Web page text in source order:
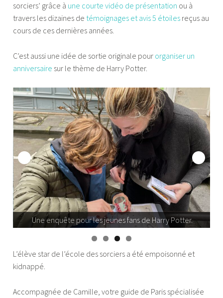
sorciers’ grâce à une courte vidéo de présentation ou à
travers les dizaines de témoignages et avis 5 étoiles reçus au
cours de ces dernières années.
C’est aussi une idée de sortie originale pour organiser un
anniversaire sur le thème de Harry Potter.
Une enquête pour les jeunes fans de Harry Potter.
L’élève star de l’école des sorciers a été empoisonné et
kidnappé.
Accompagnée de Camille, votre guide de Paris spécialisée